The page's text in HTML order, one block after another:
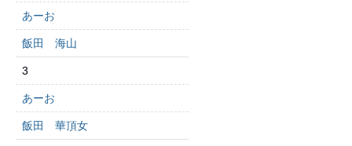
あーお
飯田 海山
3
あーお
飯田 華頂女